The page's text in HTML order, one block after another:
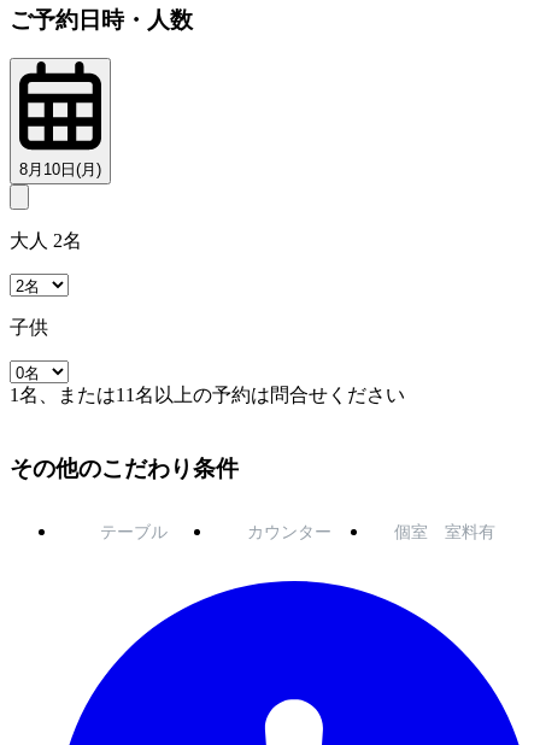
ご予約日時・人数
8月10日(月)
大人 2名
子供
1名、または11名以上の予約は問合せください
その他のこだわり条件
テーブル カウンター 個室 室料有